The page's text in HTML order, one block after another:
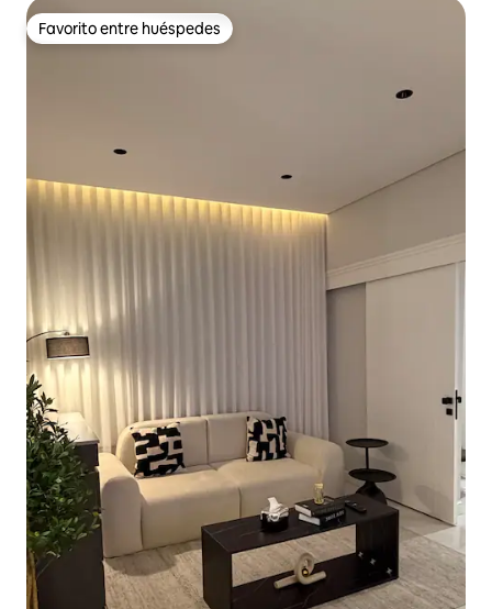
Favorito entre huéspedes
Favorito entre huéspedes